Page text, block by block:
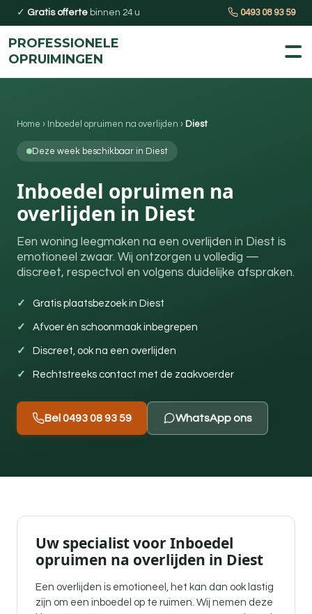
✓ Gratis offerte binnen 24 u 0493 08 93 59
PROFESSIONELE
OPRUIMINGEN
Home › Inboedel opruimen na overlijden › Diest
Deze week beschikbaar in Diest
Inboedel opruimen na
overlijden in Diest
Een woning leegmaken na een overlijden in Diest is
emotioneel zwaar. Wij ontzorgen u volledig —
discreet, respectvol en volgens duidelijke afspraken.
Gratis plaatsbezoek in Diest
Afvoer én schoonmaak inbegrepen
Discreet, ook na een overlijden
Rechtstreeks contact met de zaakvoerder
Bel 0493 08 93 59 WhatsApp ons
Uw specialist voor Inboedel
opruimen na overlijden in Diest
Een overlijden is emotioneel, het kan dan ook lastig
zijn om een inboedel op te ruimen. Wij nemen deze